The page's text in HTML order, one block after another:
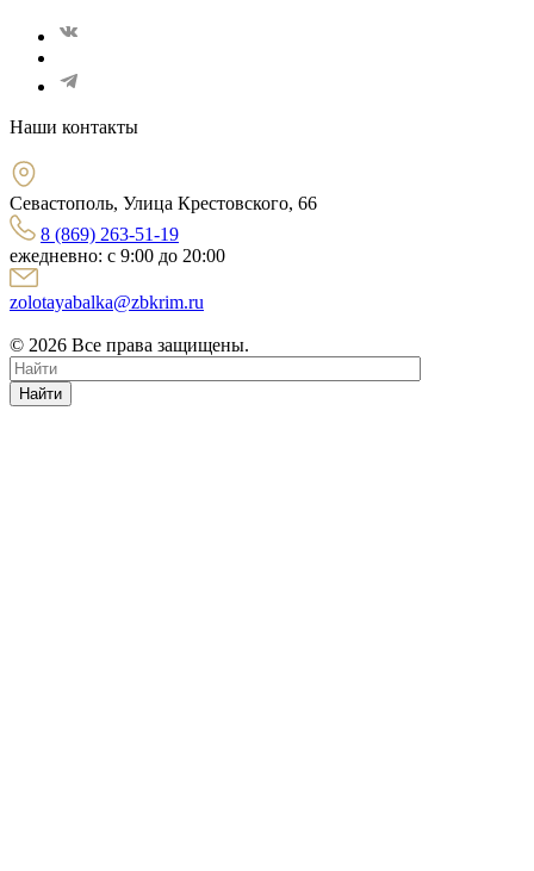
Наши контакты
Севастополь, Улица Крестовского, 66
8 (869) 263-51-19
ежедневно: с 9:00 до 20:00
zolotayabalka@zbkrim.ru
© 2026 Все права защищены.
Найти